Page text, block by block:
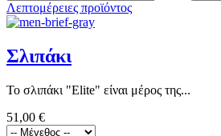
Λεπτομέρειες προϊόντος
Σλιπάκι
Το σλιπάκι "Elite" είναι μέρος της...
51,00 €